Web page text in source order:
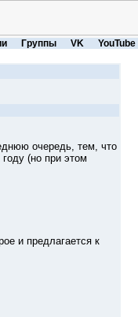
Группы VK YouTube
очередь, тем, что
(но при этом
и предлагается к